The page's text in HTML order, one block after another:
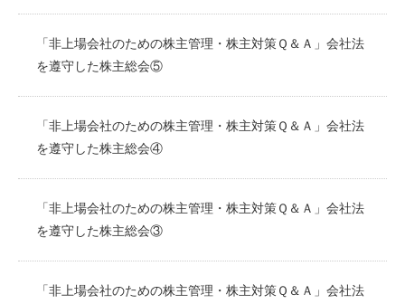
「非上場会社のための株主管理・株主対策Ｑ＆Ａ」会社法
を遵守した株主総会⑤
「非上場会社のための株主管理・株主対策Ｑ＆Ａ」会社法
を遵守した株主総会④
「非上場会社のための株主管理・株主対策Ｑ＆Ａ」会社法
を遵守した株主総会③
「非上場会社のための株主管理・株主対策Ｑ＆Ａ」会社法